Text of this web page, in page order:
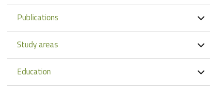
Publications
Study areas
Education